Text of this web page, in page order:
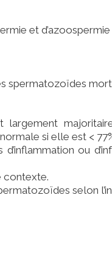
et d’azoospermie
spermatozoïdes
si elle est <
ou
contexte.
selon